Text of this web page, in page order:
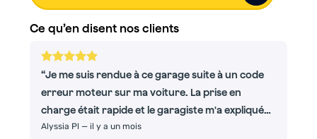
Ce qu’en disent nos clients
Je me suis rendue à ce garage suite à un code
erreur moteur sur ma voiture. La prise en
charge était rapide et le garagiste m'a expliquée
avec précision le problème sans chercher à
Alyssia Pl — il y a un mois